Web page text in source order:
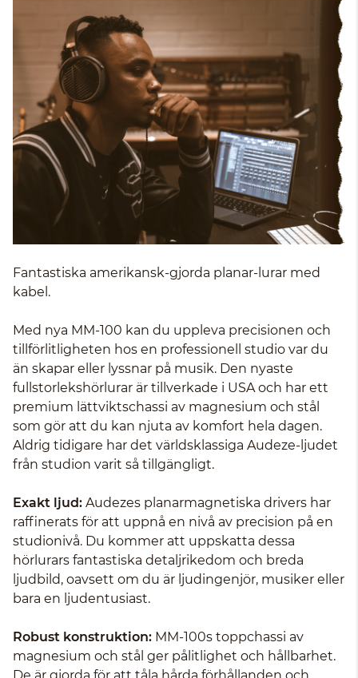
Fantastiska amerikansk-gjorda planar-lurar med
kabel.
Med nya MM-100 kan du uppleva precisionen och
tillförlitligheten hos en professionell studio var du
än skapar eller lyssnar på musik. Den nyaste
fullstorlekshörlurar är tillverkade i USA och har ett
premium lättviktschassi av magnesium och stål
som gör att du kan njuta av komfort hela dagen.
Aldrig tidigare har det världsklassiga Audeze-ljudet
från studion varit så tillgängligt.
Exakt ljud: Audezes planarmagnetiska drivers har
raffinerats för att uppnå en nivå av precision på en
studionivå. Du kommer att uppskatta dessa
hörlurars fantastiska detaljrikedom och breda
ljudbild, oavsett om du är ljudingenjör, musiker eller
bara en ljudentusiast.
Robust konstruktion: MM-100s toppchassi av
magnesium och stål ger pålitlighet och hållbarhet.